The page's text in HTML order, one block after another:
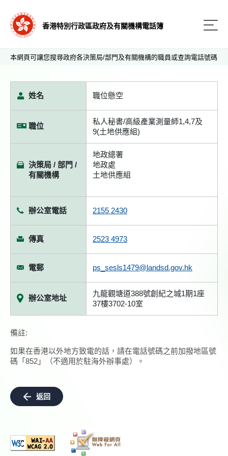
香港特別行政區政府及有關機構電話簿
本網頁可讓您搜尋政府各決策局/部門及有關機構的職員或查詢電話號碼
姓名 職位懸空
職位
私人秘書/高級產業測量師1,4,7及
9(土地供應組)
決策局 / 部門 /
有關機構
地政總署
地政處
土地供應組
辦公室電話 2155 2430
傳真 2523 4973
電郵 ps_sesls1479@landsd.gov.hk
辦公室地址
九龍觀塘道388號創紀之城1期1座
37樓3702-10室
備註:
如果在香港以外地方致電的話，請在電話號碼之前加撥地區號
碼「852」（不適用於駐海外辦事處）。
返回